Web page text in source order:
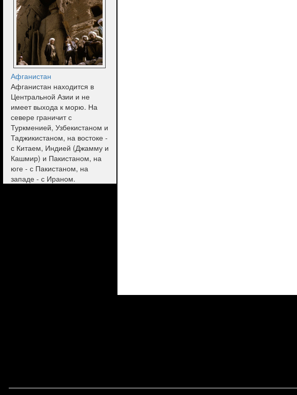
Афганистан
Афганистан находится в
Центральной Азии и не
имеет выхода к морю. На
севере граничит с
Туркменией, Узбекистаном и
Таджикистаном, на востоке -
с Китаем, Индией (Джамму и
Кашмир) и Пакистаном, на
юге - с Пакистаном, на
западе - с Ираном.